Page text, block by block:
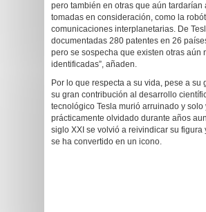
pero también en otras que aún tardarían
tomadas en consideración, como la
comunicaciones interplanetarias. De
documentadas 280 patentes en 26
pero se sospecha que existen otras aún
identificadas”, añaden.
Por lo que respecta a su vida, pese a su
su gran contribución al desarrollo
tecnológico Tesla murió arruinado y solo
prácticamente olvidado durante años
siglo XXI se volvió a reivindicar su figura
se ha convertido en un icono.